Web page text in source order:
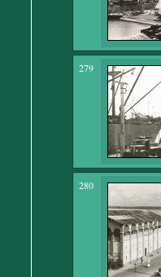
279
280